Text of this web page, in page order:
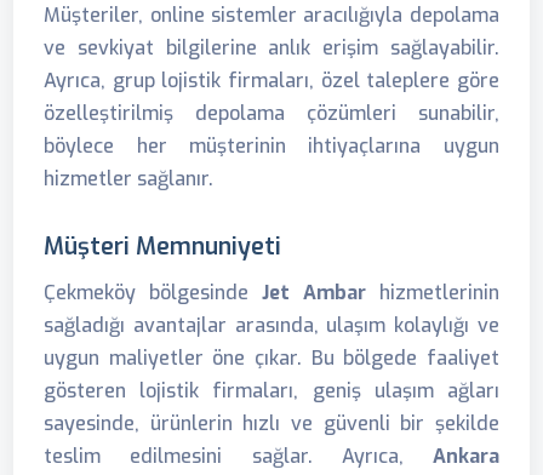
Müşteriler, online sistemler aracılığıyla depolama
ve sevkiyat bilgilerine anlık erişim sağlayabilir.
Ayrıca, grup lojistik firmaları, özel taleplere göre
özelleştirilmiş depolama çözümleri sunabilir,
böylece her müşterinin ihtiyaçlarına uygun
hizmetler sağlanır.
Müşteri Memnuniyeti
Çekmeköy bölgesinde Jet Ambarhizmetlerinin
sağladığı avantajlar arasında, ulaşım kolaylığı ve
uygun maliyetler öne çıkar. Bu bölgede faaliyet
gösteren lojistik firmaları, geniş ulaşım ağları
sayesinde, ürünlerin hızlı ve güvenli bir şekilde
teslim edilmesini sağlar. Ayrıca, Ankara